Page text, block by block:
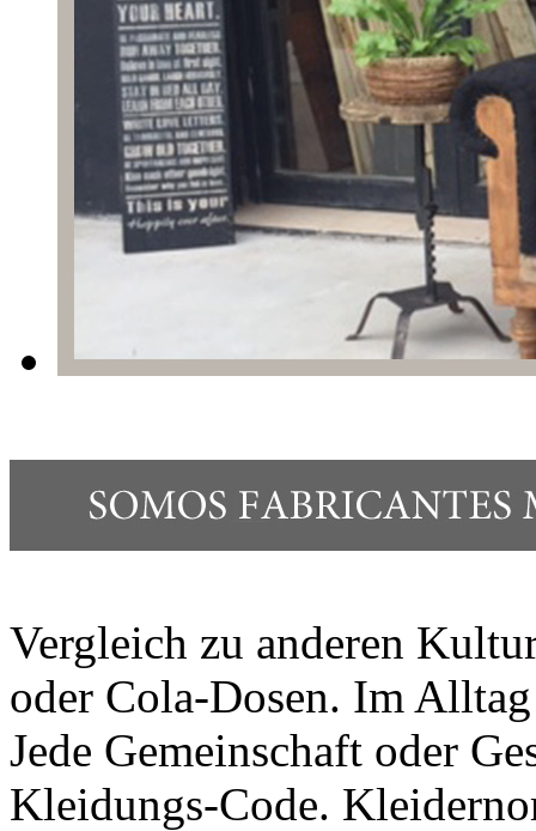
Vergleich zu anderen
oder Cola-Dosen. Im
Jede Gemeinschaft oder
Kleidungs-Code.